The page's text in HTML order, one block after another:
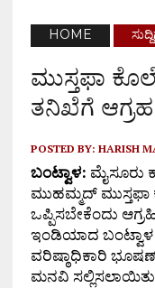
HOME
ಮುಸ್ತಫಾ
ತನಿಖೆಗೆ ಆಗ್ರಹ
POSTED BY: HARISH
ಬಂಟ್ವಾಳ: ಮೈಸೂರು
ಮುಹಮ್ಮದ್ ಮುಸ್ತಫಾ
ಒಪ್ಪಿಸಬೇಕೆಂದು
ಇಂಡಿಯಾದ ಬಂಟ್ವಾಳ
ವರಿಷ್ಠಾಧಿಕಾರಿ
ಮನವಿ